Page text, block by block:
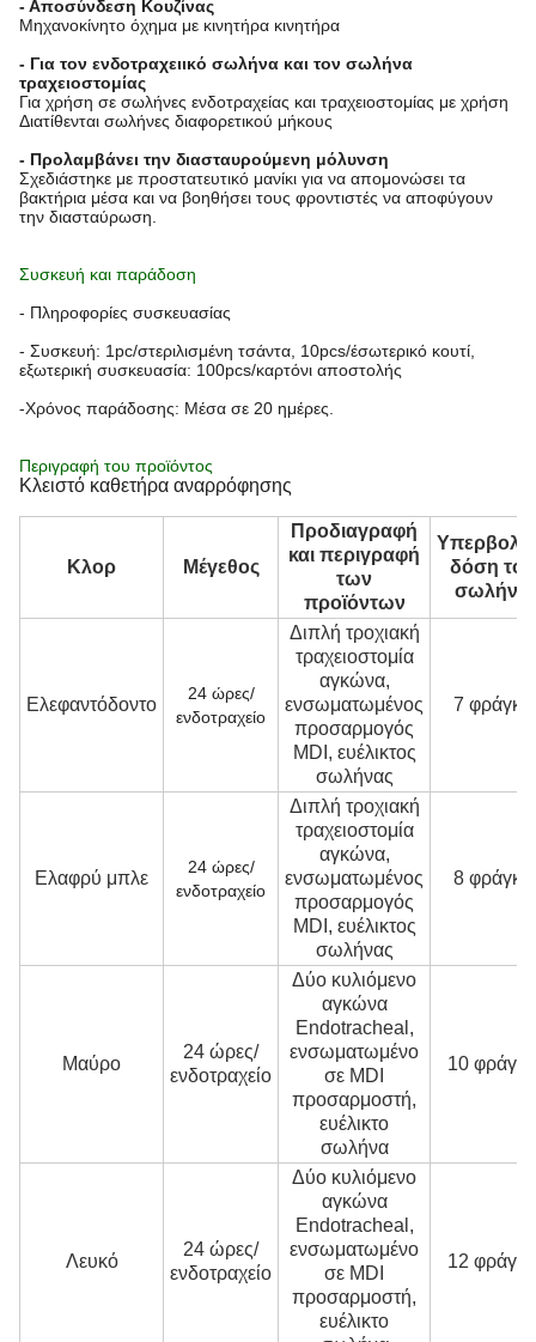
- Αποσύνδεση Κουζίνας
Μηχανοκίνητο όχημα με κινητήρα κινητήρα
- Για τον ενδοτραχειικό σωλήνα και τον σωλήνα
τραχειοστομίας
Για χρήση σε σωλήνες ενδοτραχείας και τραχειοστομίας με χρήση
Διατίθενται σωλήνες διαφορετικού μήκους
- Προλαμβάνει την διασταυρούμενη μόλυνση
Σχεδιάστηκε με προστατευτικό μανίκι για να απομονώσει τα
βακτήρια μέσα και να βοηθήσει τους φροντιστές να αποφύγουν
την διασταύρωση.
Συσκευή και παράδοση
- Πληροφορίες συσκευασίας
- Συσκευή: 1pc/στεριλισμένη τσάντα, 10pcs/έσωτερικό κουτί,
εξωτερική συσκευασία: 100pcs/καρτόνι αποστολής
-Χρόνος παράδοσης: Μέσα σε 20 ημέρες.
Περιγραφή του προϊόντος
Κλειστό καθετήρα αναρρόφησης
Κλορ Μέγεθος
Προδιαγραφή
και περιγραφή
των
προϊόντων
δόση του
σωλήνα
Ελεφαντόδοντο
24 ώρες/
ενδοτραχείο
Διπλή τροχιακή
τραχειοστομία
αγκώνα,
ενσωματωμένος
προσαρμογός
MDI, ευέλικτος
σωλήνας
7 φράγκα
Ελαφρύ μπλε
24 ώρες/
ενδοτραχείο
Διπλή τροχιακή
τραχειοστομία
αγκώνα,
ενσωματωμένος
προσαρμογός
MDI, ευέλικτος
σωλήνας
8 φράγκα
Μαύρο
24 ώρες/
ενδοτραχείο
Δύο κυλιόμενο
αγκώνα
Endotracheal,
ενσωματωμένο
σε MDI
προσαρμοστή,
ευέλικτο
σωλήνα
10 φράγκα
Λευκό
24 ώρες/
ενδοτραχείο
Δύο κυλιόμενο
αγκώνα
Endotracheal,
ενσωματωμένο
σε MDI
προσαρμοστή,
ευέλικτο
12 φράγκα